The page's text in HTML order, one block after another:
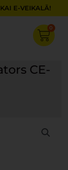
E-VEIKALĀ!
0
Cart
CE-